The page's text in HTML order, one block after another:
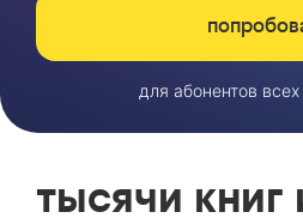
для абонентов
тысячи книг